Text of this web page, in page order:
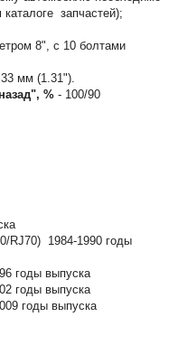
запчастей);
8", с 10 болтами
мм (1.31").
%- 100/90
RJ70) 1984-1990 годы
годы выпуска
годы выпуска
годы выпуска